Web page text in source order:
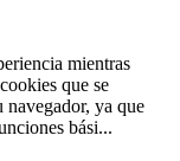
mientras
que se
navegador, ya que
bási...